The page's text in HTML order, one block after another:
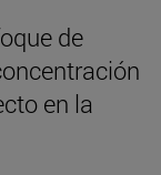
de
en la